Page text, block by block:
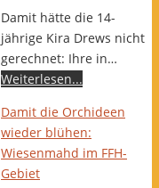
Damit hätte die 14-
jährige Kira Drews nicht
gerechnet: Ihre in…
Weiterlesen...
Damit die Orchideen
wieder blühen:
Wiesenmahd im FFH-
Gebiet